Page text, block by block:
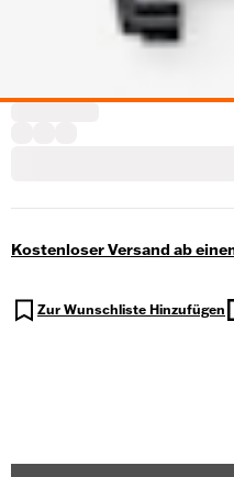
Kostenloser Versand ab
Zur Wunschliste Hinzufügen